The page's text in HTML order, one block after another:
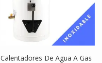
Calentadores De Agua A Gas